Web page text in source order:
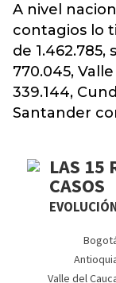
A nivel
contagios lo
de
770.045,
339.144,
Santander